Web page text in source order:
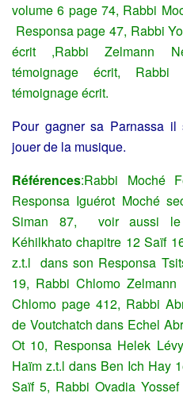
volume 6 page 74, Rabbi
Responsa page 47, Rabbi
écrit ,Rabbi Zelmann
témoignage écrit,
témoignage écrit.
Pour gagner sa Parnassa
jouer de la musique.
Références:Rabbi Moché
Responsa Iguérot Moché
Siman 87, voir aussi le
Kéhilkhato chapitre 12 Saïf
z.t.l dans son Responsa
19, Rabbi Chlomo
Chlomo page 412, Rabbi
de Voutchatch dans Echel
Ot 10, Responsa Helek
Haïm z.t.l dans Ben Ich Hay
Saïf 5, Rabbi Ovadia